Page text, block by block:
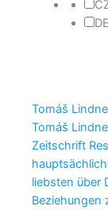
DE
Tomáš
Tomáš
Zeitschrift
liebsten über
Beziehungen